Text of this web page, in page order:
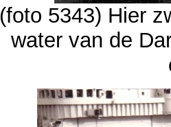
(foto 5343) Hier
water van de